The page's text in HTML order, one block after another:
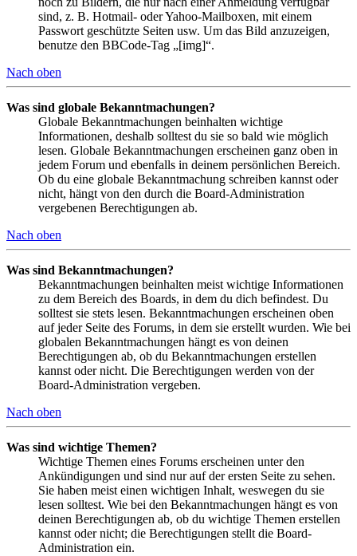
sind, z. B. Hotmail- oder Yahoo-Mailboxen, mit einem
Passwort geschützte Seiten usw. Um das Bild anzuzeigen,
benutze den BBCode-Tag „[img]“.
Nach oben
Was sind globale Bekanntmachungen?
Globale Bekanntmachungen beinhalten wichtige
Informationen, deshalb solltest du sie so bald wie möglich
lesen. Globale Bekanntmachungen erscheinen ganz oben in
jedem Forum und ebenfalls in deinem persönlichen Bereich.
Ob du eine globale Bekanntmachung schreiben kannst oder
nicht, hängt von den durch die Board-Administration
vergebenen Berechtigungen ab.
Nach oben
Was sind Bekanntmachungen?
Bekanntmachungen beinhalten meist wichtige Informationen
zu dem Bereich des Boards, in dem du dich befindest. Du
solltest sie stets lesen. Bekanntmachungen erscheinen oben
auf jeder Seite des Forums, in dem sie erstellt wurden. Wie bei
globalen Bekanntmachungen hängt es von deinen
Berechtigungen ab, ob du Bekanntmachungen erstellen
kannst oder nicht. Die Berechtigungen werden von der
Board-Administration vergeben.
Nach oben
Was sind wichtige Themen?
Wichtige Themen eines Forums erscheinen unter den
Ankündigungen und sind nur auf der ersten Seite zu sehen.
Sie haben meist einen wichtigen Inhalt, weswegen du sie
lesen solltest. Wie bei den Bekanntmachungen hängt es von
deinen Berechtigungen ab, ob du wichtige Themen erstellen
kannst oder nicht; die Berechtigungen stellt die Board-
Administration ein.